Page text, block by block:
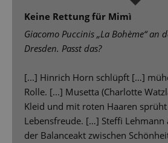
Keine Rettung für Mimì
Giacomo Puccinis „La Bohème“ an
Dresden. Passt das?
[...] Hinrich Horn schlüpft […]
Rolle. [...] Musetta (Charlotte
Kleid und mit roten Haaren
Lebensfreude. […] Steffi Lehmann
der Balanceakt zwischen